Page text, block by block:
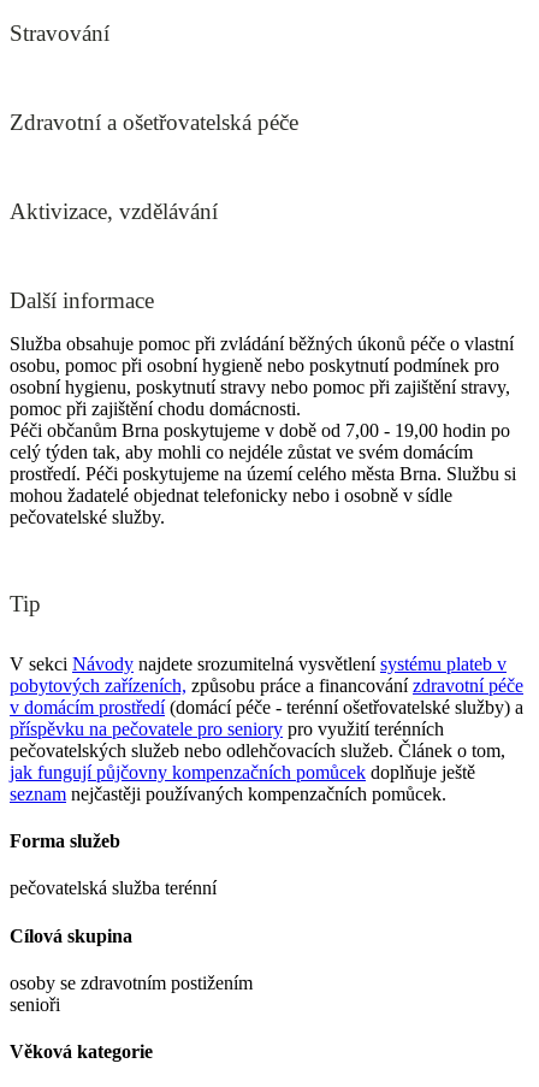
Stravování
Zdravotní a ošetřovatelská péče
Aktivizace, vzdělávání
Další informace
Služba obsahuje pomoc při zvládání běžných úkonů péče o vlastní
osobu, pomoc při osobní hygieně nebo poskytnutí podmínek pro
osobní hygienu, poskytnutí stravy nebo pomoc při zajištění stravy,
pomoc při zajištění chodu domácnosti.
Péči občanům Brna poskytujeme v době od 7,00 - 19,00 hodin po
celý týden tak, aby mohli co nejdéle zůstat ve svém domácím
prostředí. Péči poskytujeme na území celého města Brna. Službu si
mohou žadatelé objednat telefonicky nebo i osobně v sídle
pečovatelské služby.
Tip
V sekci Návody najdete srozumitelná vysvětlenísystému plateb v
pobytových zařízeních, způsobu práce a financovánízdravotní péče
v domácím prostředí(domácí péče - terénní ošetřovatelské služby) a
příspěvku na pečovatele pro seniory pro využití terénních
pečovatelských služeb nebo odlehčovacích služeb. Článek o tom,
jak fungují půjčovny kompenzačních pomůcek doplňuje ještě
seznam nejčastěji používaných kompenzačních pomůcek.
Forma služeb
pečovatelská služba terénní
Cílová skupina
osoby se zdravotním postižením
senioři
Věková kategorie